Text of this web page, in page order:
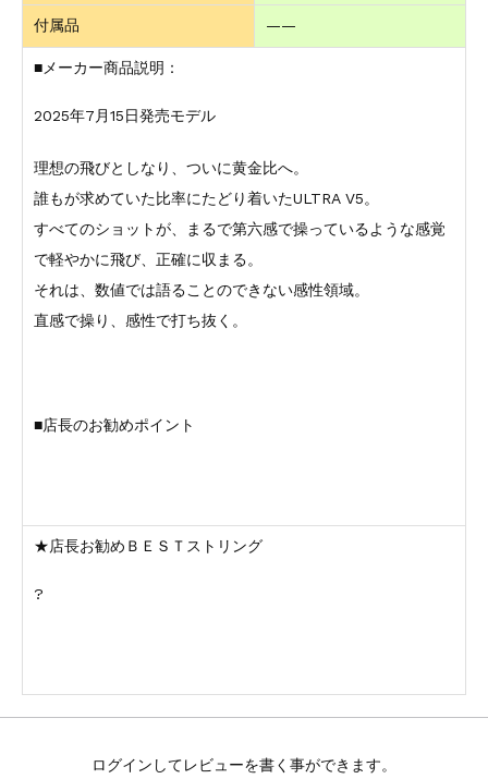
付属品 ——
■メーカー商品説明：
2025年7月15日発売モデル
理想の飛びとしなり、ついに黄金比へ。
誰もが求めていた比率にたどり着いたULTRA V5。
すべてのショットが、まるで第六感で操っているような感覚
で軽やかに飛び、正確に収まる。
それは、数値では語ることのできない感性領域。
直感で操り、感性で打ち抜く。
■店長のお勧めポイント
★店長お勧めＢＥＳＴストリング
?
ログインしてレビューを書く事ができます。